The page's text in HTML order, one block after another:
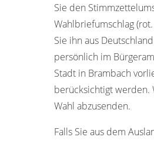
Sie den
Wahlbriefumschlag
Sie ihn aus
persönlich im
Stadt in Brambach
berücksichtigt werden.
Wahl abzusenden.
Falls Sie aus dem